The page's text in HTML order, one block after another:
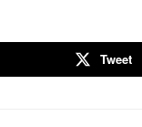
Tweet